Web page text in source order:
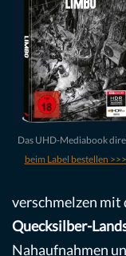
Das UHD-Mediabook
beim Label bestellen >>>
verschmelzen mit
Quecksilber-
Nahaufnahmen